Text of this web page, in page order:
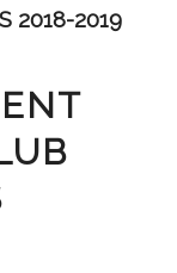
2018-2019